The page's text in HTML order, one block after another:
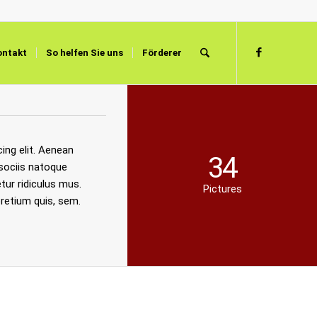
So helfen Sie uns Förderer
elit. Aenean
natoque
ridiculus mus.
quis, sem.
34
Pictures